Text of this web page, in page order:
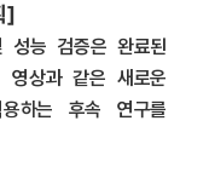
]
능 검증은 완료된
상과 같은 새로운
하는 후속 연구를